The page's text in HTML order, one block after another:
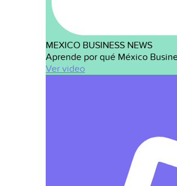
MEXICO BUSINESS NEWS
Aprende por qué México
Ver video